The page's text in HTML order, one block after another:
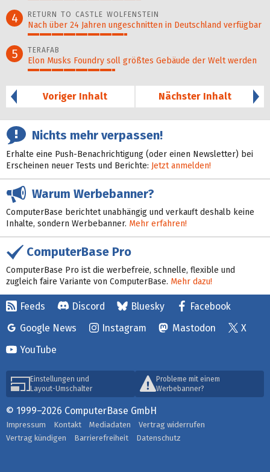
4 RETURN TO CASTLE WOLFENSTEIN
Nach über 24 Jahren ungeschnitten in Deutschland verfügbar
5 TERAFAB
Elon Musks Foundry soll größ­tes Gebäude der Welt werden
Voriger Inhalt
Nächster Inhalt
Nichts mehr verpassen!
Erhalte eine Push-Benachrichtigung (oder einen Newsletter) bei
Erscheinen neuer Tests und Berichte: Jetzt anmelden!
Warum Werbebanner?
ComputerBase berichtet unabhängig und verkauft deshalb keine
Inhalte, sondern Werbebanner. Mehr erfahren!
ComputerBase Pro
ComputerBase Pro ist die werbefreie, schnelle, flexible und
zugleich faire Variante von ComputerBase. Mehr dazu!
Feeds Discord Bluesky
Facebook
Google News
Instagram Mastodon
X
YouTube
Einstellungen und
Layout-Umschalter
Probleme mit einem
Werbebanner?
© 1999–2026 ComputerBase GmbH
Impressum Kontakt Mediadaten
Vertrag widerrufen
Vertrag kündigen
Barrierefreiheit Datenschutz